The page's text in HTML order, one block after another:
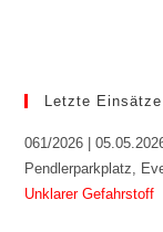
Letzte Einsätze
061/2026 |
Pendlerparkplatz,
Unklarer Gefahrstoff